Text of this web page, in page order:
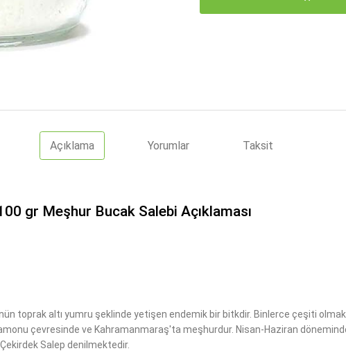
Açıklama Yorumlar Taksit
gr Meşhur Bucak Salebi Açıklaması
toprak altı yumru şeklinde yetişen endemik bir bitkdir. Binlerce çeşiti
çevresinde ve Kahramanmaraş'ta meşhurdur. Nisan-Haziran
Salep denilmektedir.